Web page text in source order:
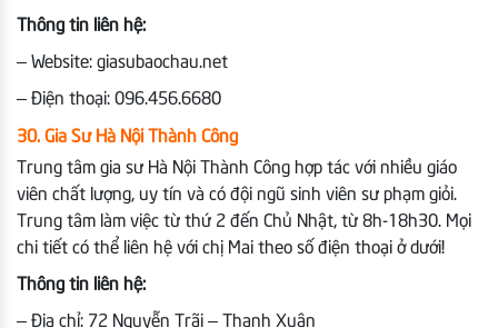
Thông tin liên hệ:
– Website: giasubaochau.net
– Điện thoại: 096.456.6680
30. Gia Sư Hà Nội Thành Công
Trung tâm gia sư Hà Nội Thành Công hợp tác với nhiều giáo
viên chất lượng, uy tín và có đội ngũ sinh viên sư phạm giỏi.
Trung tâm làm việc từ thứ 2 đến Chủ Nhật, từ 8h-18h30. Mọi
chi tiết có thể liên hệ với chị Mai theo số điện thoại ở dưới!
Thông tin liên hệ:
– Địa chỉ: 72 Nguyễn Trãi – Thanh Xuân